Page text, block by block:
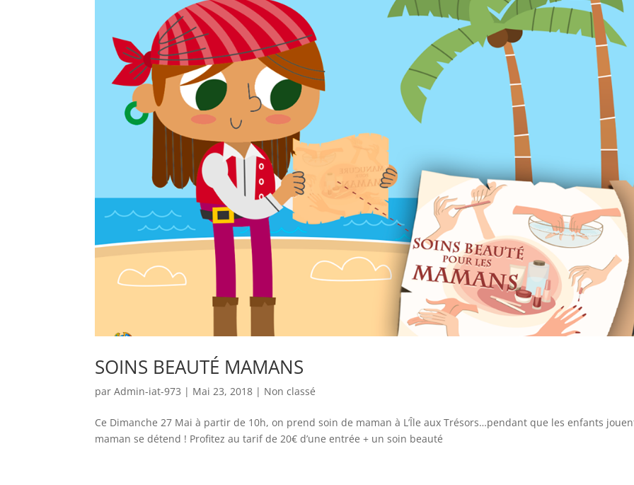
SOINS BEAUTÉ MAMANS
parAdmin-iat-973 | Mai 23, 2018 | Non classé
Ce Dimanche 27 Mai à partir de 10h, on prend soin de maman à L’Île aux Trésors…pendant que les enfants
maman se détend ! Profitez au tarif de 20€ d’une entrée + un soin beauté